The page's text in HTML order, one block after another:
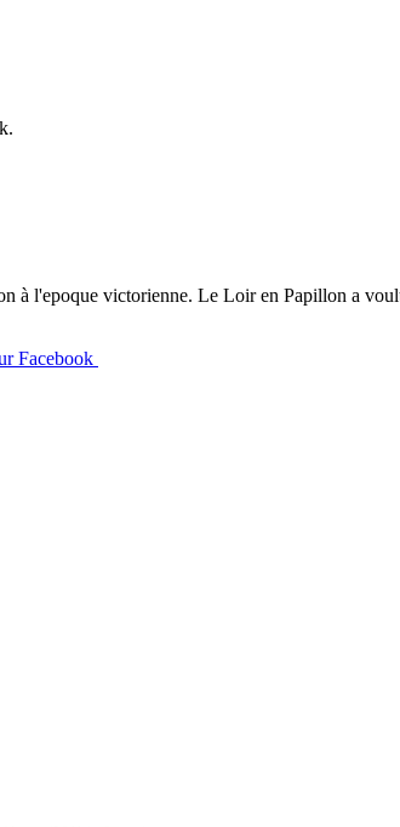
à l'epoque victorienne. Le Loir en Papillon a
Facebook